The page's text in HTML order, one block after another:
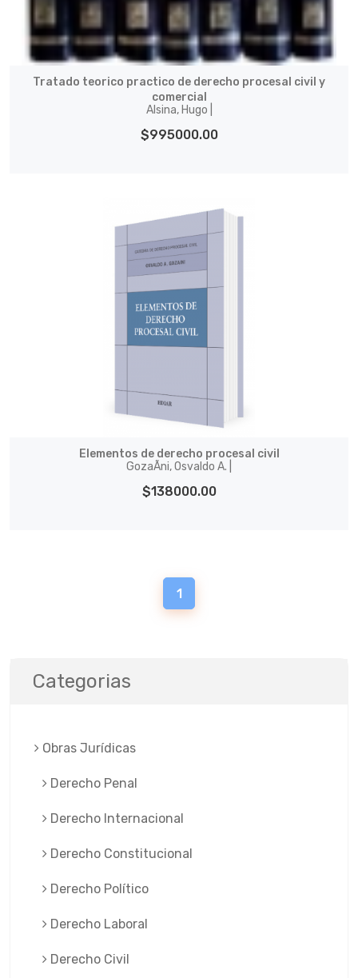
Tratado teorico practico de derecho procesal civil y
comercial
Alsina, Hugo |
$995000.00
Elementos de derecho procesal civil
GozaÃ­ni, Osvaldo A. |
$138000.00
1
Categorias
Obras Jurí­dicas
Derecho Penal
Derecho Internacional
Derecho Constitucional
Derecho Político
Derecho Laboral
Derecho Civil